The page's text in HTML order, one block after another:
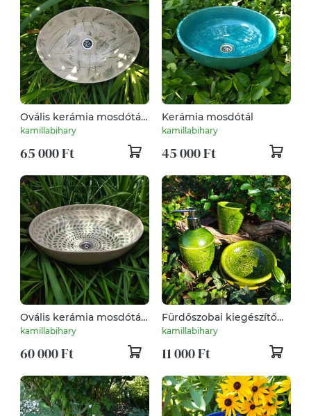
Ovális kerámia mosdótál
levéllenyomatokkal
kamillabihary
65 000 Ft
Kerámia mosdótál
kamillabihary
45 000 Ft
Ovális kerámia mosdótál
leveles mintával
kamillabihary
60 000 Ft
Fürdőszobai kiegészítő
szett álló tulipános
kamillabihary
11 000 Ft